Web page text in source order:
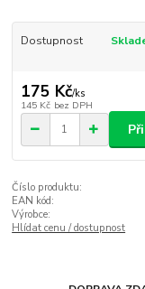
Dostupnost
175 Kč/ks
145 Kč bez DPH
Číslo produktu:
EAN kód:
Výrobce:
Hlídat cenu / dostupnost